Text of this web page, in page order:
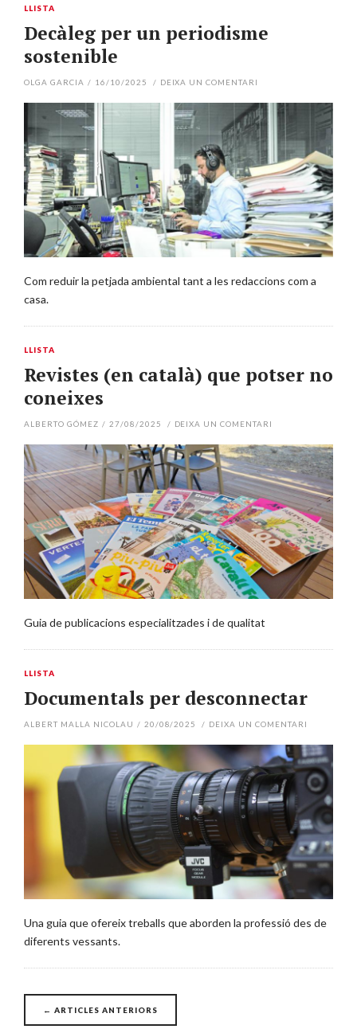
LLISTA
Decàleg per un periodisme
sostenible
OLGA GARCIA / 16/10/2025 / DEIXA UN COMENTARI
Com reduir la petjada ambiental tant a les redaccions com a
casa.
LLISTA
Revistes (en català) que potser no
coneixes
ALBERTO GÓMEZ / 27/08/2025 / DEIXA UN COMENTARI
Guia de publicacions especialitzades i de qualitat
LLISTA
Documentals per desconnectar
ALBERT MALLA NICOLAU / 20/08/2025 / DEIXA UN COMENTARI
Una guia que ofereix treballs que aborden la professió des de
diferents vessants.
Posts
← ARTICLES ANTERIORS